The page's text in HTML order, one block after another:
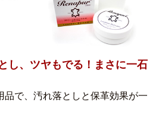
し、ツヤもでる！まさに一石
品で、汚れ落としと保革効果が一